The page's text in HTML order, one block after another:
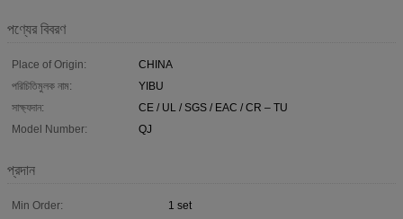
পণ্যের বিবরণ
Place of Origin:
CHINA
পরিচিতিমুলক নাম:
YIBU
সাক্ষ্যদান:
CE / UL / SGS / EAC / CR – TU
Model Number:
QJ
প্রদান
Min Order:
1 set